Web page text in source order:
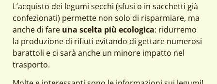
L’acquisto dei legumi secchi (sfusi o in sacchetti già
confezionati) permette non solo di risparmiare, ma
anche di fare una scelta più ecologica: ridurremo
la produzione di rifiuti evitando di gettare numerosi
barattoli e ci sarà anche un minore impatto nel
trasporto.